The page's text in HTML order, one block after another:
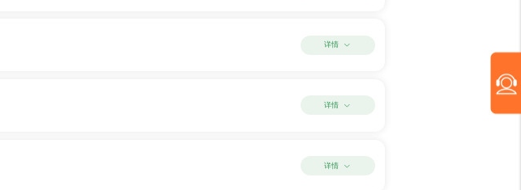
详情
详情
详情